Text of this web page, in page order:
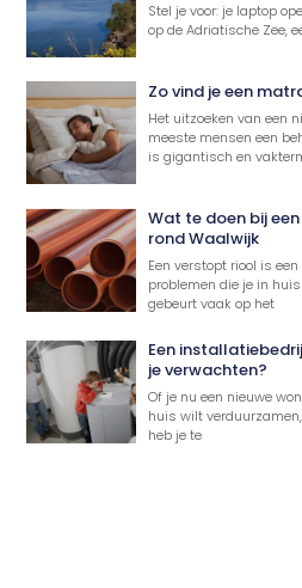
Stel je voor: je laptop
op de Adriatische Zee,
Zo vind je een
Het uitzoeken van een
meeste mensen een
is gigantisch en
Wat te doen bij
rond Waalwijk
Een verstopt riool is
problemen die je in
gebeurt vaak op het
Een
je verwachten?
Of je nu een nieuwe
huis wilt
heb je te